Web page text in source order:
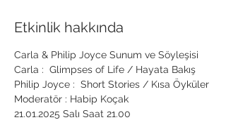
Etkinlik hakkında
Carla & Philip Joyce Sunum ve Söyleşisi
Carla :  Glimpses of Life / Hayata Bakış
Philip Joyce :  Short Stories / Kısa Öyküler
Moderatör : Habip Koçak
21.01.2025 Salı Saat 21.00